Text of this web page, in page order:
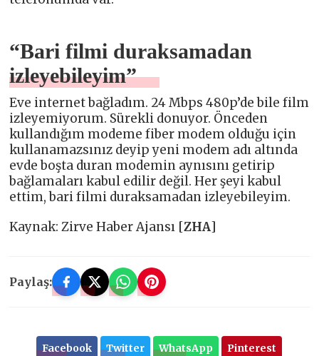
“Bari filmi duraksamadan
izleyebileyim”
Eve internet bağladım. 24 Mbps 480p’de bile film
izleyemiyorum. Sürekli donuyor. Önceden
kullandığım modeme fiber modem olduğu için
kullanamazsınız deyip yeni modem adı altında
evde boşta duran modemin aynısını getirip
bağlamaları kabul edilir değil. Her şeyi kabul
ettim, bari filmi duraksamadan izleyebileyim.
Kaynak: Zirve Haber Ajansı [ZHA]
Paylaş:
Facebook Twitter WhatsApp Pinterest